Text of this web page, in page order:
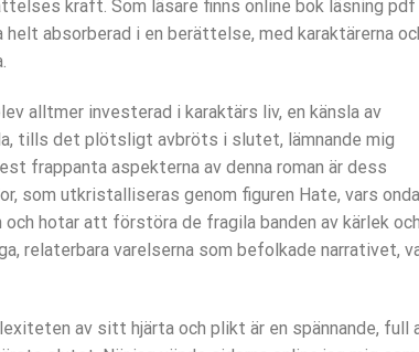
kraft. Som läsare finns online bok läsning pdf
absorberad i en berättelse, med karaktärerna
alltmer investerad i karaktärs liv, en känsla av
tills det plötsligt avbröts i slutet, lämnande mig
frappanta aspekterna av denna roman är dess
som utkristalliseras genom figuren Hate, vars onda
hotar att förstöra de fragila banden av kärlek och
relaterbara varelserna som befolkade narrativet,
av sitt hjärta och plikt är en spännande, full